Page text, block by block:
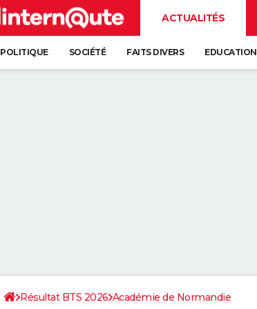
ACTUALITÉS
POLITIQUE SOCIÉTÉ FAITS DIVERS EDUCATION
Résultat BTS 2026 Académie de Normandie